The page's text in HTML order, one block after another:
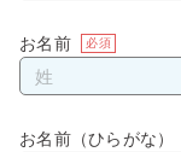
お名前 必須
お名前（ひらがな）